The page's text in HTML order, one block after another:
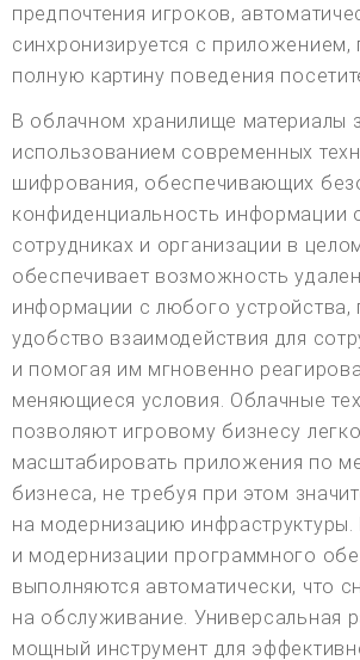
предпочтения игроков,
синхронизируется с приложением,
полную картину поведения
В облачном хранилище материалы
использованием современных
шифрования, обеспечивающих
конфиденциальность информации
сотрудниках и организации в
обеспечивает возможность
информации с любого
удобство взаимодействия для
и помогая им мгновенно
меняющиеся условия. Облачные
позволяют игровому бизнесу легко
масштабировать приложения по
бизнеса, не требуя при этом
на модернизацию
и модернизации программного
выполняются автоматически, что
на обслуживание. Универсальная
мощный инструмент для